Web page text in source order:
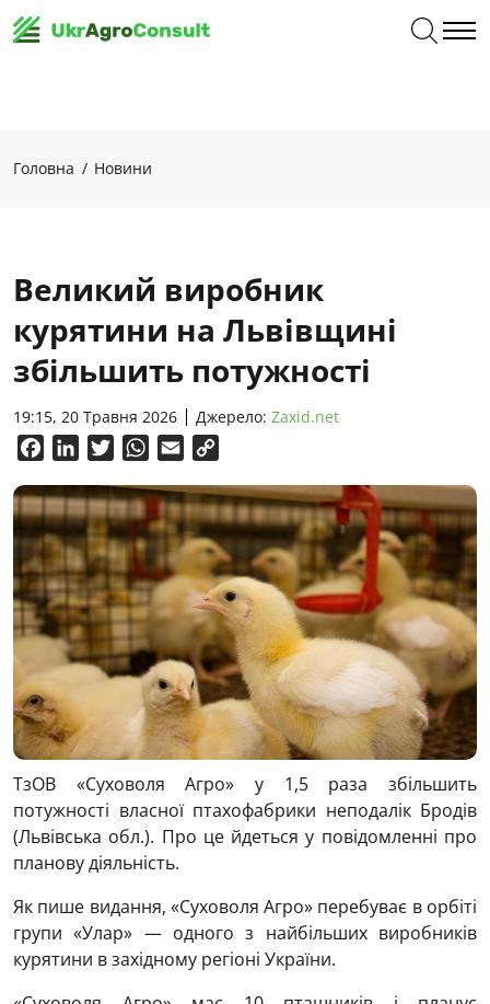
Головна Новини
Великий виробник
курятини на Львівщині
збільшить потужності
19:15, 20 Травня 2026 Джерело: Zaxid.net
FacebookLinkedInTwitterWhatsApp
Email
ТзОВ «Суховоля Агро» у 1,5 раза збільшить
потужності власної птахофабрики неподалік Бродів
(Львівська обл.). Про це йдеться у повідомленні про
планову діяльність.
Як пише видання, «Суховоля Агро» перебуває в орбіті
групи «Улар» — одного з найбільших виробників
курятини в західному регіоні України.